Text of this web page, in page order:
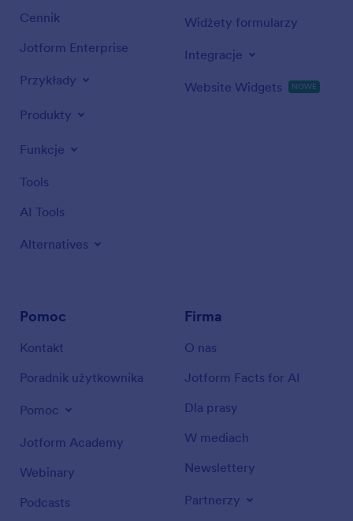
Cennik
Jotform Enterprise
Przykłady
Produkty
Funkcje
Tools
AI Tools
Alternatives
Widżety formularzy
Integracje
Website Widgets NOWE
Pomoc
Kontakt
Poradnik użytkownika
Pomoc
Jotform Academy
Webinary
Podcasts
Firma
O nas
Jotform Facts for AI
Dla prasy
W mediach
Newslettery
Partnerzy